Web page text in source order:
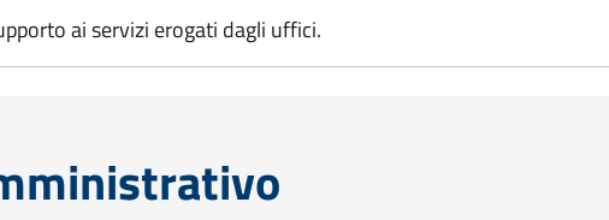
ai servizi erogati dagli uffici.